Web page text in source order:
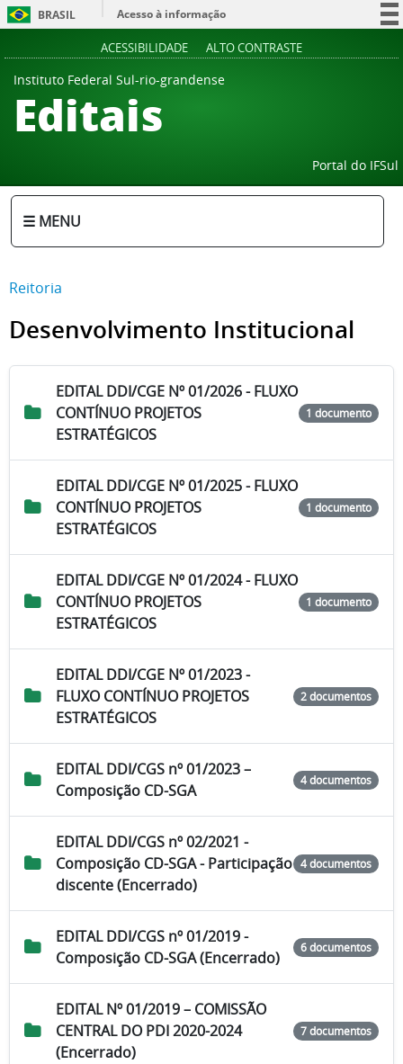
BRASIL
Acesso à informação
ACESSIBILIDADE ALTO CONTRASTE
Instituto Federal Sul-rio-grandense
Editais
Portal do IFSul
☰ MENU
Reitoria
Desenvolvimento Institucional
EDITAL DDI/CGE Nº 01/2026 - FLUXO
CONTÍNUO PROJETOS
ESTRATÉGICOS
1 documento
EDITAL DDI/CGE Nº 01/2025 - FLUXO
CONTÍNUO PROJETOS
ESTRATÉGICOS
1 documento
EDITAL DDI/CGE Nº 01/2024 - FLUXO
CONTÍNUO PROJETOS
ESTRATÉGICOS
1 documento
EDITAL DDI/CGE Nº 01/2023 -
FLUXO CONTÍNUO PROJETOS
ESTRATÉGICOS
2 documentos
EDITAL DDI/CGS nº 01/2023 –
Composição CD-SGA
4 documentos
EDITAL DDI/CGS nº 02/2021 -
Composição CD-SGA - Participação
discente (Encerrado)
4 documentos
EDITAL DDI/CGS nº 01/2019 -
Composição CD-SGA (Encerrado)
6 documentos
EDITAL Nº 01/2019 – COMISSÃO
CENTRAL DO PDI 2020-2024
(Encerrado)
7 documentos